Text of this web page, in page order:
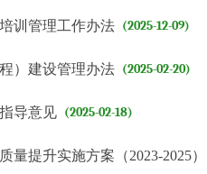
训管理工作办法 (2025-12-09)
）建设管理办法 (2025-02-20)
导意见 (2025-02-18)
提升实施方案（2023-2025）